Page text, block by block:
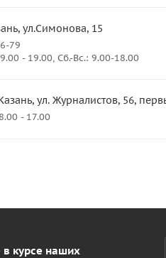
ул.Симонова, 15
79
- 19.00, Сб.-Вс.: 9.00-18.00
ул. Журналистов, 56,
- 17.00
в курсе наших